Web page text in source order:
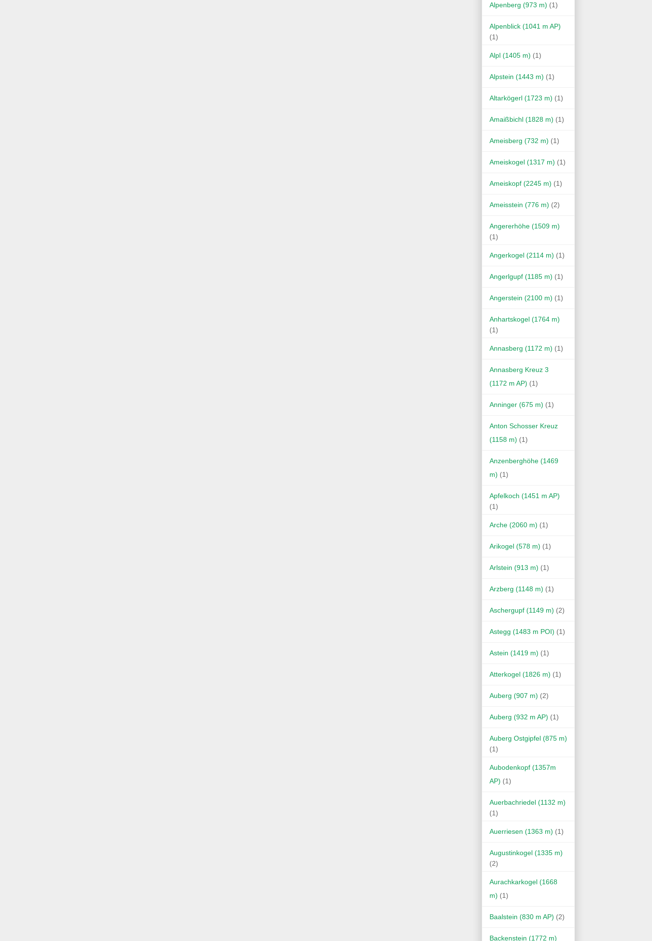
Alpenberg (973 m) (1)
Alpenblick (1041 m AP)
(1)
Alpl (1405 m) (1)
Alpstein (1443 m) (1)
Altarkögerl (1723 m) (1)
Amaißbichl (1828 m) (1)
Ameisberg (732 m) (1)
Ameiskogel (1317 m) (1)
Ameiskopf (2245 m) (1)
Ameisstein (776 m) (2)
Angererhöhe (1509 m)
(1)
Angerkogel (2114 m) (1)
Angerlgupf (1185 m) (1)
Angerstein (2100 m) (1)
Anhartskogel (1764 m)
(1)
Annasberg (1172 m) (1)
Annasberg Kreuz 3
(1172 m AP) (1)
Anninger (675 m) (1)
Anton Schosser Kreuz
(1158 m) (1)
Anzenberghöhe (1469
m) (1)
Apfelkoch (1451 m AP)
(1)
Arche (2060 m) (1)
Arikogel (578 m) (1)
Arlstein (913 m) (1)
Arzberg (1148 m) (1)
Aschergupf (1149 m) (2)
Astegg (1483 m POI) (1)
Astein (1419 m) (1)
Atterkogel (1826 m) (1)
Auberg (907 m) (2)
Auberg (932 m AP) (1)
Auberg Ostgipfel (875 m)
(1)
Aubodenkopf (1357m
AP) (1)
Auerbachriedel (1132 m)
(1)
Auerriesen (1363 m) (1)
Augustinkogel (1335 m)
(2)
Aurachkarkogel (1668
m) (1)
Baalstein (830 m AP) (2)
Backenstein (1772 m)